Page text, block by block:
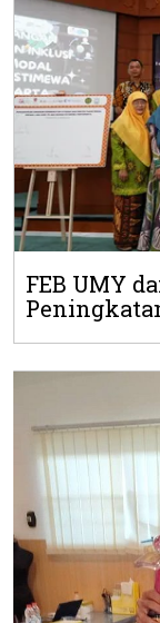
FEB UMY